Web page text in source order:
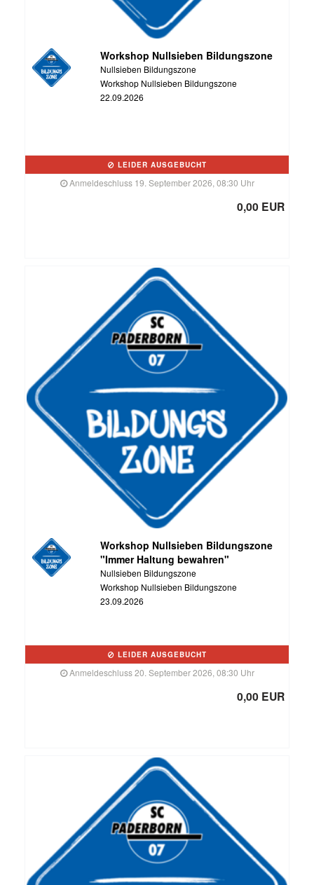
Workshop Nullsieben Bildungszone
Nullsieben Bildungszone
Workshop Nullsieben Bildungszone
22.09.2026
LEIDER AUSGEBUCHT
Anmeldeschluss 19. September 2026, 08:30 Uhr
0,00 EUR
Workshop Nullsieben Bildungszone
"Immer Haltung bewahren"
Nullsieben Bildungszone
Workshop Nullsieben Bildungszone
23.09.2026
LEIDER AUSGEBUCHT
Anmeldeschluss 20. September 2026, 08:30 Uhr
0,00 EUR